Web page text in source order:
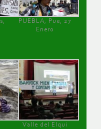
PUEBLA, Pue, 27
Enero
Valle del Elqui